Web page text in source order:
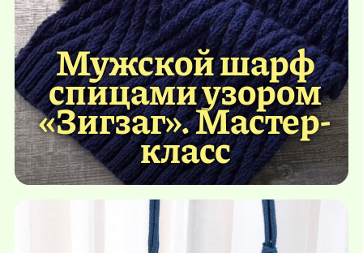
Мужской шарф
спицами узором
«Зигзаг». Мастер-
класс